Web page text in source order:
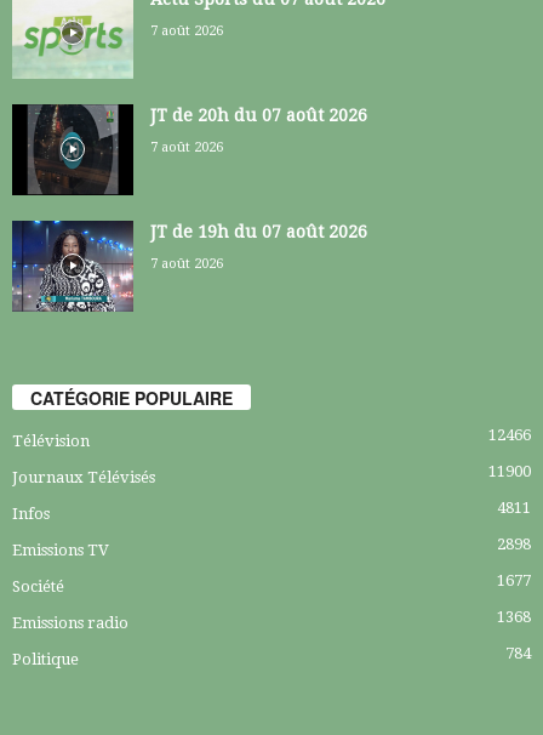
7 août 2026
JT de 20h du 07 août 2026
7 août 2026
JT de 19h du 07 août 2026
7 août 2026
CATÉGORIE POPULAIRE
Télévision 12466
Journaux Télévisés 11900
Infos 4811
Emissions TV 2898
Société 1677
Emissions radio 1368
Politique 784